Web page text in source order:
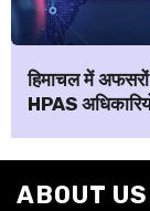
हिमाचल में
HPAS
ABOUT US